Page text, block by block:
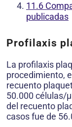
11.6
publicadas
Profilaxis
La profilaxis
procedimiento,
recuento
50.000 células/
del recuento
casos fue de